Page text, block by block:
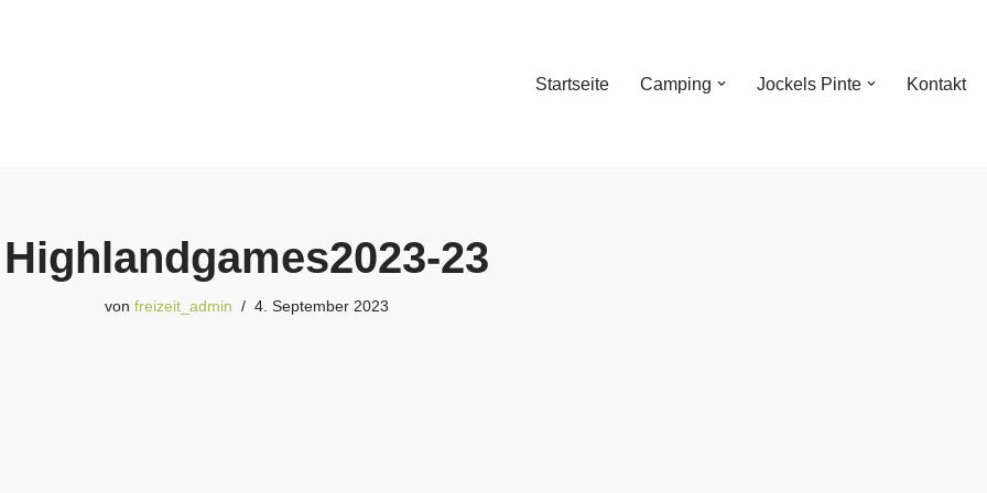
Startseite Camping Jockels Pinte Kontakt
Highlandgames2023-23
von freizeit_admin 4. September 2023